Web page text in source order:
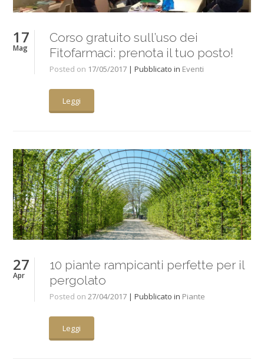
17
Mag
Corso gratuito sull’uso dei
Fitofarmaci: prenota il tuo posto!
Posted on 17/05/2017 | Pubblicato in Eventi
Leggi
27
Apr
10 piante rampicanti perfette per il
pergolato
Posted on 27/04/2017 | Pubblicato in Piante
Leggi